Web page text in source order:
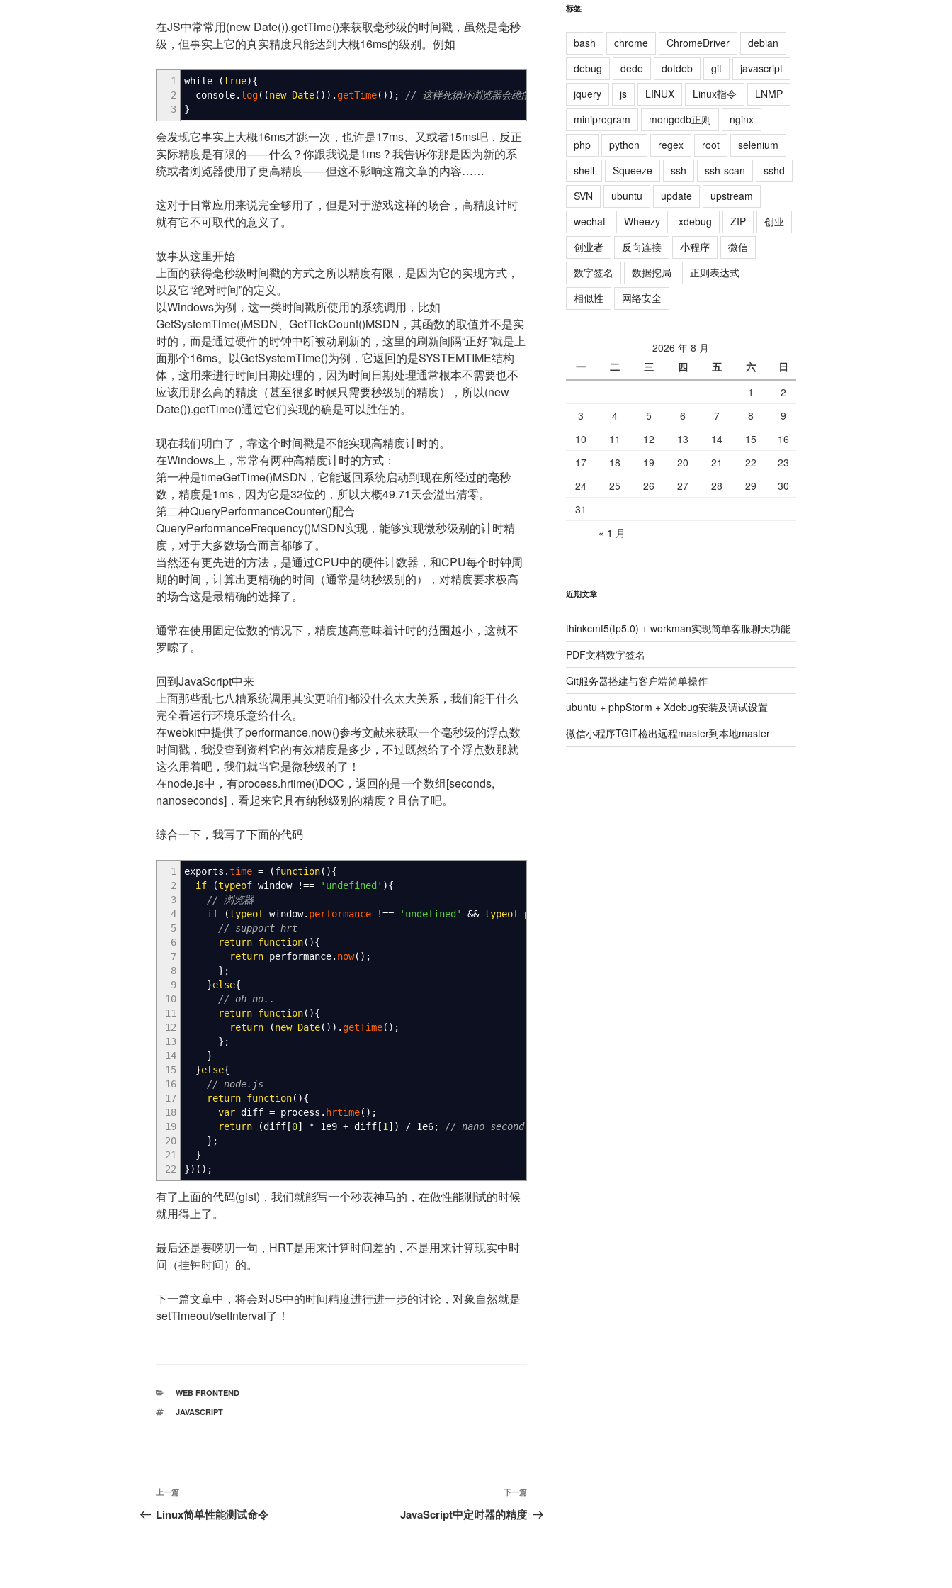
在JS中常常用(new Date()).getTime()来获取毫秒级的时间戳，虽然是毫秒
级，但事实上它的真实精度只能达到大概16ms的级别。例如
1
2
3
while (true){
console. log( (new Date( ) ) . getTime( ) ) ;
// 这样死循环浏览器会跪的，责任自负
}
会发现它事实上大概16ms才跳一次，也许是17ms、又或者15ms吧，反正
实际精度是有限的——什么？你跟我说是1ms？我告诉你那是因为新的系
统或者浏览器使用了更高精度——但这不影响这篇文章的内容……
这对于日常应用来说完全够用了，但是对于游戏这样的场合，高精度计时
就有它不可取代的意义了。
故事从这里开始
上面的获得毫秒级时间戳的方式之所以精度有限，是因为它的实现方式，
以及它“绝对时间”的定义。
以Windows为例，这一类时间戳所使用的系统调用，比如
GetSystemTime()MSDN、GetTickCount()MSDN，其函数的取值并不是实
时的，而是通过硬件的时钟中断被动刷新的，这里的刷新间隔“正好”就是上
面那个16ms。以GetSystemTime()为例，它返回的是SYSTEMTIME结构
体，这用来进行时间日期处理的，因为时间日期处理通常根本不需要也不
应该用那么高的精度（甚至很多时候只需要秒级别的精度），所以(new
Date()).getTime()通过它们实现的确是可以胜任的。
现在我们明白了，靠这个时间戳是不能实现高精度计时的。
在Windows上，常常有两种高精度计时的方式：
第一种是timeGetTime()MSDN，它能返回系统启动到现在所经过的毫秒
数，精度是1ms，因为它是32位的，所以大概49.71天会溢出清零。
第二种QueryPerformanceCounter()配合
QueryPerformanceFrequency()MSDN实现，能够实现微秒级别的计时精
度，对于大多数场合而言都够了。
当然还有更先进的方法，是通过CPU中的硬件计数器，和CPU每个时钟周
期的时间，计算出更精确的时间（通常是纳秒级别的），对精度要求极高
的场合这是最精确的选择了。
通常在使用固定位数的情况下，精度越高意味着计时的范围越小，这就不
罗嗦了。
回到JavaScript中来
上面那些乱七八糟系统调用其实更咱们都没什么太大关系，我们能干什么
完全看运行环境乐意给什么。
在webkit中提供了performance.now()参考文献来获取一个毫秒级的浮点数
时间戳，我没查到资料它的有效精度是多少，不过既然给了个浮点数那就
这么用着吧，我们就当它是微秒级的了！
在node.js中，有process.hrtime()DOC，返回的是一个数组[seconds,
nanoseconds]，看起来它具有纳秒级别的精度？且信了吧。
综合一下，我写了下面的代码
1
2
3
4
5
6
7
8
9
10
11
12
13
14
15
16
17
18
19
20
21
22
exports.time = (function( ){
if
(typeof window !== 'undefined' ){
// 浏览器
if
(typeof window. performance !== 'undefined' && typeof performance.
// support hrt
return function( ){
return performance. now( ) ;
} ;
}else{
// oh no..
return function( ){
return
(new Date( ) ) . getTime( ) ;
} ;
}
}else{
// node.js
return function( ){
var diff = process. hrtime( ) ;
return
(diff [0] * 1e9 + diff [1] ) / 1e6;
// nano second -> ms
} ;
}
}) ( ) ;
有了上面的代码(gist)，我们就能写一个秒表神马的，在做性能测试的时候
就用得上了。
最后还是要唠叨一句，HRT是用来计算时间差的，不是用来计算现实中时
间（挂钟时间）的。
下一篇文章中，将会对JS中的时间精度进行进一步的讨论，对象自然就是
setTimeout/setInterval了！
分
WEB FRONTEND
标
JAVASCRIPT
文
章
上
一
上一篇
Linux简单性能测试命令
下
一
下一篇
JavaScript中定时器的精度
标签
bash chrome ChromeDriver
debian
debug
dede dotdeb git
javascript
jquery
js LINUX Linux指令
LNMP
miniprogram
mongodb正则
nginx
php
python regex root
selenium
shell
Squeeze ssh ssh-scan
sshd
SVN
ubuntu update
upstream
wechat
Wheezy xdebug ZIP
创业
创业者
反向连接 小程序
微信
数字签名
数据挖局
正则表达式
相似性
网络安全
2026 年 8 月
一
二 三 四 五 六
日
1
2
3
4 5 6 7 8
9
10
11 12 13 14 15
16
17
18 19 20 21 22
23
24
25 26 27 28 29
30
31
« 1 月
近期文章
thinkcmf5(tp5.0) + workman实现简单客服聊天功能
PDF文档数字签名
Git服务器搭建与客户端简单操作
ubuntu + phpStorm + Xdebug安装及调试设置
微信小程序TGIT检出远程master到本地master